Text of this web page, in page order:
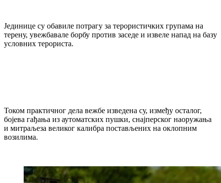
Јединице су обавиле потрагу за терористичких групама на
терену, увежбавале борбу против заседе и извеле напад на базу
условних терориста.
Током практичног дела вежбе изведена су, између осталог,
бојева гађања из аутоматских пушки, снајперског наоружања
и митраљеза великог калибра постављених на оклопним
возилима.